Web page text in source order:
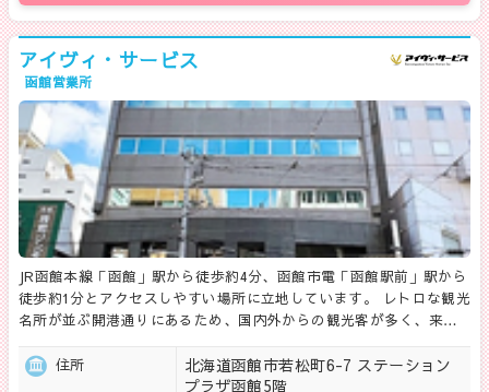
アイヴィ・サービス
函館営業所
JR函館本線「函館」駅から徒歩約4分、函館市電「函館駅前」駅から
徒歩約1分とアクセスしやすい場所に立地しています。 レトロな観光
名所が並ぶ開港通りにあるため、国内外からの観光客が多く、来…
住所
北海道函館市若松町6-7 ステーション
プラザ函館5階